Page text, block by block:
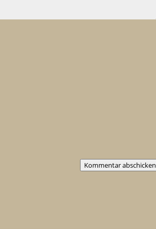
Kommentar abschicken